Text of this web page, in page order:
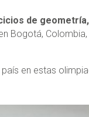
de
Bogotá,
en estas